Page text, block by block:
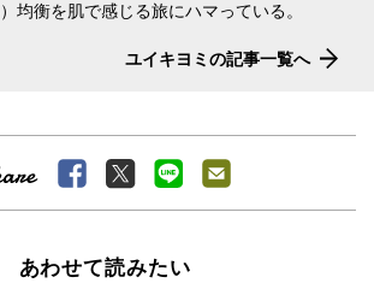
）均衡を肌で感じる旅にハマっている。
ユイキヨミの記事一覧へ
あわせて読みたい